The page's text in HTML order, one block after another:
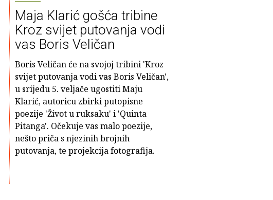
Maja Klarić gošća tribine
Kroz svijet putovanja vodi
vas Boris Veličan
Boris Veličan će na svojoj tribini 'Kroz
svijet putovanja vodi vas Boris Veličan',
u srijedu 5. veljače ugostiti Maju
Klarić, autoricu zbirki putopisne
poezije 'Život u ruksaku' i 'Quinta
Pitanga'. Očekuje vas malo poezije,
nešto priča s njezinih brojnih
putovanja, te projekcija fotografija.